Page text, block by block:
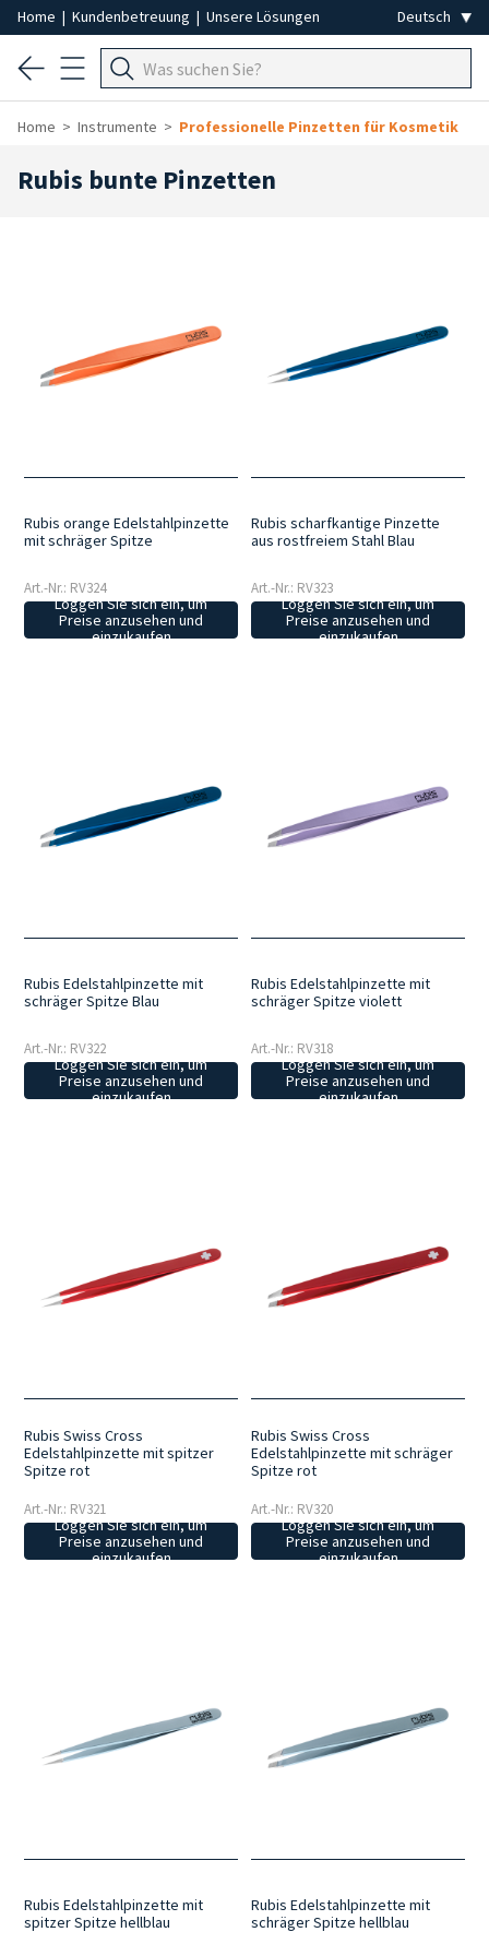
Home | Kundenbetreuung | Unsere Lösungen
Home Instrumente Professionelle Pinzetten für Kosmetik
Rubis bunte Pinzetten
Rubis orange Edelstahlpinzette
mit schräger Spitze
Art.-Nr.: RV324
Loggen Sie sich ein, um
Preise anzusehen und
einzukaufen
Rubis scharfkantige Pinzette
aus rostfreiem Stahl Blau
Art.-Nr.: RV323
Loggen Sie sich ein, um
Preise anzusehen und
einzukaufen
Rubis Edelstahlpinzette mit
schräger Spitze Blau
Art.-Nr.: RV322
Loggen Sie sich ein, um
Preise anzusehen und
einzukaufen
Rubis Edelstahlpinzette mit
schräger Spitze violett
Art.-Nr.: RV318
Loggen Sie sich ein, um
Preise anzusehen und
einzukaufen
Rubis Swiss Cross
Edelstahlpinzette mit spitzer
Spitze rot
Art.-Nr.: RV321
Loggen Sie sich ein, um
Preise anzusehen und
einzukaufen
Rubis Swiss Cross
Edelstahlpinzette mit schräger
Spitze rot
Art.-Nr.: RV320
Loggen Sie sich ein, um
Preise anzusehen und
einzukaufen
Rubis Edelstahlpinzette mit
spitzer Spitze hellblau
Rubis Edelstahlpinzette mit
schräger Spitze hellblau